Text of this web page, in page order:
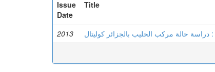
Issue
Date
Title
2013 دراسة حالة مركب الحليب بالجزائر كوليتال